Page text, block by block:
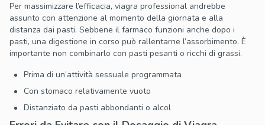
Per massimizzare l’efficacia, viagra professional andrebbe
assunto con attenzione al momento della giornata e alla
distanza dai pasti. Sebbene il farmaco funzioni anche dopo i
pasti, una digestione in corso può rallentarne l’assorbimento. È
importante non combinarlo con pasti pesanti o ricchi di grassi.
Prima di un’attività sessuale programmata
Con stomaco relativamente vuoto
Distanziato da pasti abbondanti o alcol